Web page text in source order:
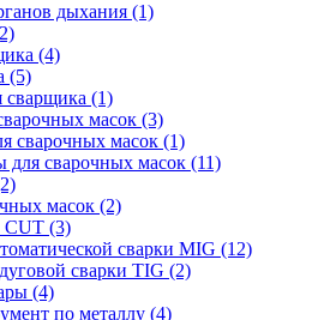
дыхания (1)
(4)
(5)
сварщика (1)
масок (3)
сварочных масок (1)
сварочных масок (11)
масок (2)
CUT (3)
сварки MIG (12)
сварки TIG (2)
(4)
по металлу (4)